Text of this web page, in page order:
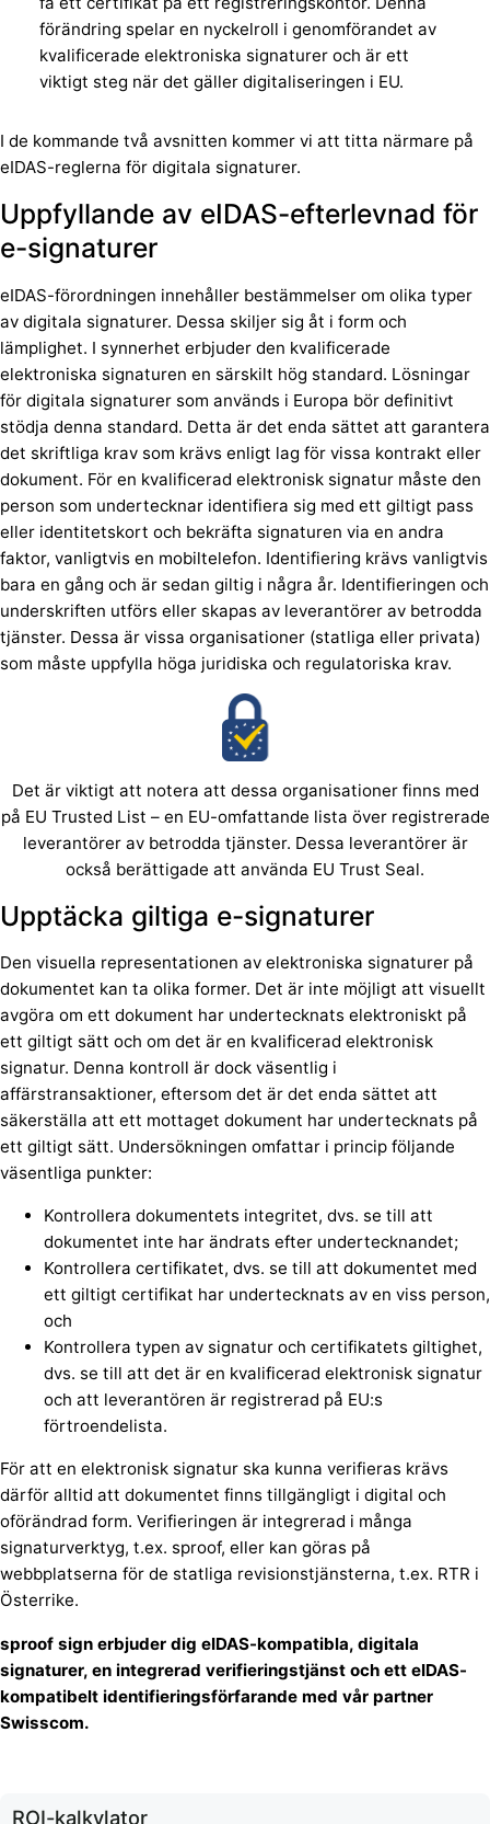
förändring spelar en nyckelroll i genomförandet av
kvalificerade elektroniska signaturer och är ett
viktigt steg när det gäller digitaliseringen i EU.
I de kommande två avsnitten kommer vi att titta närmare på
eIDAS-reglerna för digitala signaturer.
Uppfyllande av eIDAS-efterlevnad för
e-signaturer
eIDAS-förordningen innehåller bestämmelser om olika typer
av digitala signaturer. Dessa skiljer sig åt i form och
lämplighet. I synnerhet erbjuder den kvalificerade
elektroniska signaturen en särskilt hög standard. Lösningar
för digitala signaturer som används i Europa bör definitivt
stödja denna standard. Detta är det enda sättet att garantera
det skriftliga krav som krävs enligt lag för vissa kontrakt eller
dokument. För en kvalificerad elektronisk signatur måste den
person som undertecknar identifiera sig med ett giltigt pass
eller identitetskort och bekräfta signaturen via en andra
faktor, vanligtvis en mobiltelefon. Identifiering krävs vanligtvis
bara en gång och är sedan giltig i några år. Identifieringen och
underskriften utförs eller skapas av leverantörer av betrodda
tjänster. Dessa är vissa organisationer (statliga eller privata)
som måste uppfylla höga juridiska och regulatoriska krav.
Det är viktigt att notera att dessa organisationer finns med
på EU Trusted List – en EU-omfattande lista över registrerade
leverantörer av betrodda tjänster. Dessa leverantörer är
också berättigade att använda EU Trust Seal.
Upptäcka giltiga e-signaturer
Den visuella representationen av elektroniska signaturer på
dokumentet kan ta olika former. Det är inte möjligt att visuellt
avgöra om ett dokument har undertecknats elektroniskt på
ett giltigt sätt och om det är en kvalificerad elektronisk
signatur. Denna kontroll är dock väsentlig i
affärstransaktioner, eftersom det är det enda sättet att
säkerställa att ett mottaget dokument har undertecknats på
ett giltigt sätt. Undersökningen omfattar i princip följande
väsentliga punkter:
Kontrollera dokumentets integritet, dvs. se till att
dokumentet inte har ändrats efter undertecknandet;
Kontrollera certifikatet, dvs. se till att dokumentet med
ett giltigt certifikat har undertecknats av en viss person,
och
Kontrollera typen av signatur och certifikatets giltighet,
dvs. se till att det är en kvalificerad elektronisk signatur
och att leverantören är registrerad på EU:s
förtroendelista.
För att en elektronisk signatur ska kunna verifieras krävs
därför alltid att dokumentet finns tillgängligt i digital och
oförändrad form. Verifieringen är integrerad i många
signaturverktyg, t.ex. sproof, eller kan göras på
webbplatserna för de statliga revisionstjänsterna, t.ex. RTR i
Österrike.
sproof sign erbjuder dig eIDAS-kompatibla, digitala
signaturer, en integrerad verifieringstjänst och ett eIDAS-
kompatibelt identifieringsförfarande med vår partner
Swisscom.
ROI-kalkylator